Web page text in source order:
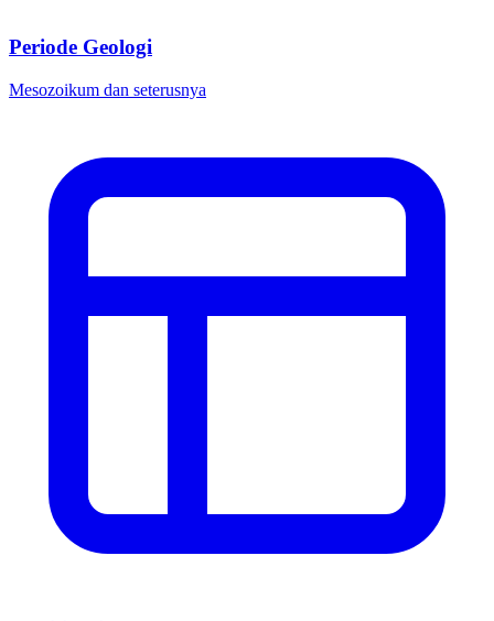
Periode Geologi
Mesozoikum dan seterusnya